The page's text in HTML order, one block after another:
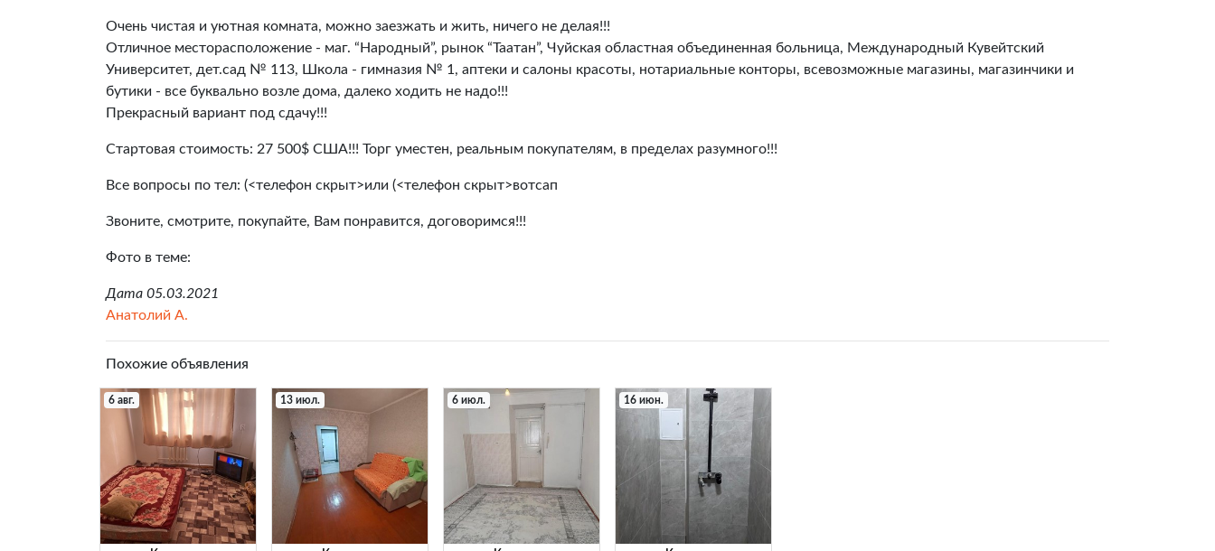
Очень чистая и уютная комната, можно заезжать и жить, ничего не делая!!!
Отличное месторасположение - маг. “Народный”, рынок “Таатан”, Чуйская областная объединенная больница, Международный Кувейтский
Университет, дет.сад № 113, Школа - гимназия № 1, аптеки и салоны красоты, нотариальные конторы, всевозможные магазины, магазинчики и
бутики - все буквально возле дома, далеко ходить не надо!!!
Прекрасный вариант под сдачу!!!
Стартовая стоимость: 27 500$ США!!! Торг уместен, реальным покупателям, в пределах разумного!!!
Все вопросы по тел: (<телефон скрыт>или (<телефон скрыт>вотсап
Звоните, смотрите, покупайте, Вам понравится, договоримся!!!
Фото в теме:
Дата 05.03.2021
Анатолий А.
Похожие объявления
6 авг. 13 июл. 6 июл. 16 июн.